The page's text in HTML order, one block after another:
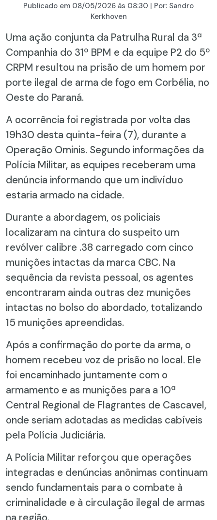
Publicado em 08/05/2026 às 08:30 | Por: Sandro
Kerkhoven
Uma ação conjunta da Patrulha Rural da 3ª
Companhia do 31º BPM e da equipe P2 do 5º
CRPM resultou na prisão de um homem por
porte ilegal de arma de fogo em Corbélia, no
Oeste do Paraná.
A ocorrência foi registrada por volta das
19h30 desta quinta-feira (7), durante a
Operação Ominis. Segundo informações da
Polícia Militar, as equipes receberam uma
denúncia informando que um indivíduo
estaria armado na cidade.
Durante a abordagem, os policiais
localizaram na cintura do suspeito um
revólver calibre .38 carregado com cinco
munições intactas da marca CBC. Na
sequência da revista pessoal, os agentes
encontraram ainda outras dez munições
intactas no bolso do abordado, totalizando
15 munições apreendidas.
Após a confirmação do porte da arma, o
homem recebeu voz de prisão no local. Ele
foi encaminhado juntamente com o
armamento e as munições para a 10ª
Central Regional de Flagrantes de Cascavel,
onde seriam adotadas as medidas cabíveis
pela Polícia Judiciária.
A Polícia Militar reforçou que operações
integradas e denúncias anônimas continuam
sendo fundamentais para o combate à
criminalidade e à circulação ilegal de armas
na região.